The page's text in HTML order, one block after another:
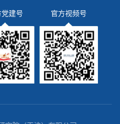
建号 官方视频号